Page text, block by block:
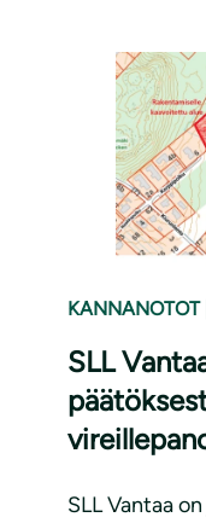
KANNANOTOT
SLL
SLL Vantaa